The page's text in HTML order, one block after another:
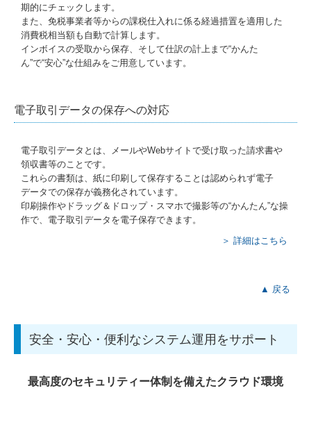
期的にチェックします。
また、免税事業者等からの課税仕入れに係る経過措置を適用した
消費税相当額も自動で計算します。
インボイスの受取から保存、そして仕訳の計上まで“かんた
ん”で“安心”な仕組みをご用意しています。
電子取引データの保存への対応
電子取引データとは、メールやWebサイトで受け取った請求書や
領収書等のことです。
これらの書類は、紙に印刷して保存することは認められず電子
データでの保存が義務化されています。
印刷操作やドラッグ＆ドロップ・スマホで撮影等の“かんたん”な操
作で、電子取引データを電子保存できます。
＞ 詳細はこちら
▲ 戻る
安全・安心・便利なシステム運用をサポート
最高度のセキュリティー体制を備えたクラウド環境